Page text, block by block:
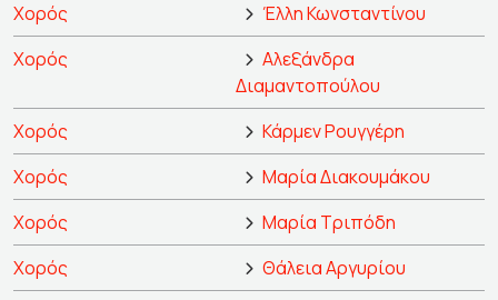
Χορός
Έλλη Κωνσταντίνου
Χορός
Αλεξάνδρα
Διαμαντοπούλου
Χορός
Κάρμεν Ρουγγέρη
Χορός
Μαρία Διακουμάκου
Χορός
Μαρία Τριπόδη
Χορός
Θάλεια Αργυρίου